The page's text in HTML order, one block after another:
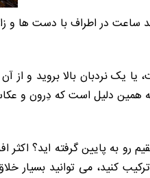
ساعت در اطراف با دست ها و
یک نردبان بالا بروید و از
همین دلیل است که دِرون و
رو به پایین گرفته اید؟
ترکیب کنید، می توانید